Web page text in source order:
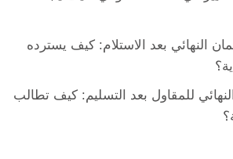
النهائي بعد الاستلام: كيف يسترده
للمقاول بعد التسليم: كيف تطالب